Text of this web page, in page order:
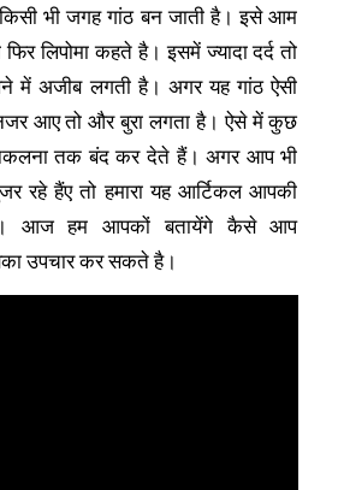
किसी भी जगह गांठ बन जाती है। इसे आम
फिर लिपोमा कहते है। इसमें ज्यादा दर्द तो
में अजीब लगती है। अगर यह गांठ ऐसी
आए तो और बुरा लगता है। ऐसे में कुछ
तक बंद कर देते हैं। अगर आप भी
रहे हैंए तो हमारा यह आर्टिकल आपकी
आज हम आपकों बतायेंगे कैसे आप
उपचार कर सकते है।